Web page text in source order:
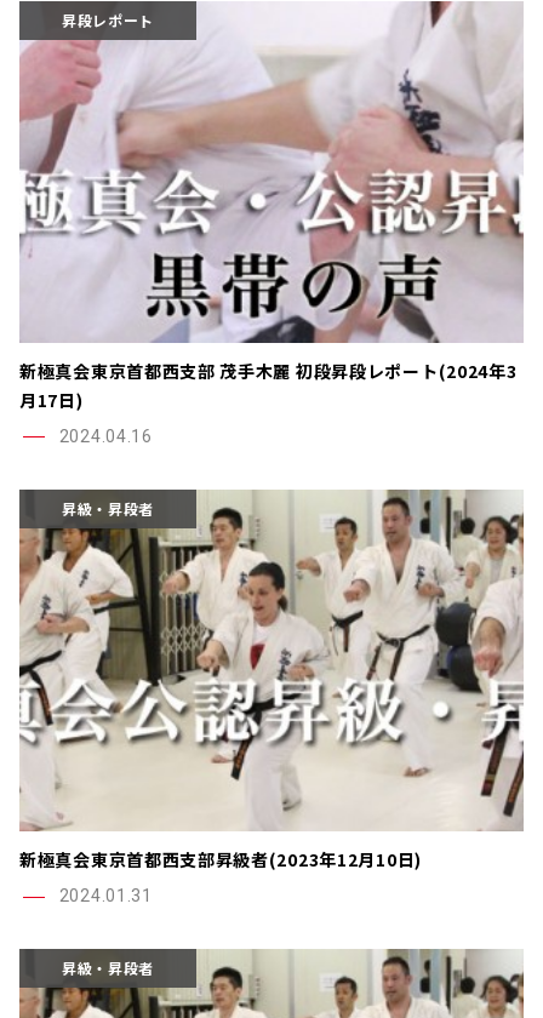
昇段レポート
新極真会東京首都西支部 茂手木麗 初段昇段レポート(2024年3
月17日)
2024.04.16
昇級・昇段者
新極真会東京首都西支部昇級者(2023年12月10日)
2024.01.31
昇級・昇段者